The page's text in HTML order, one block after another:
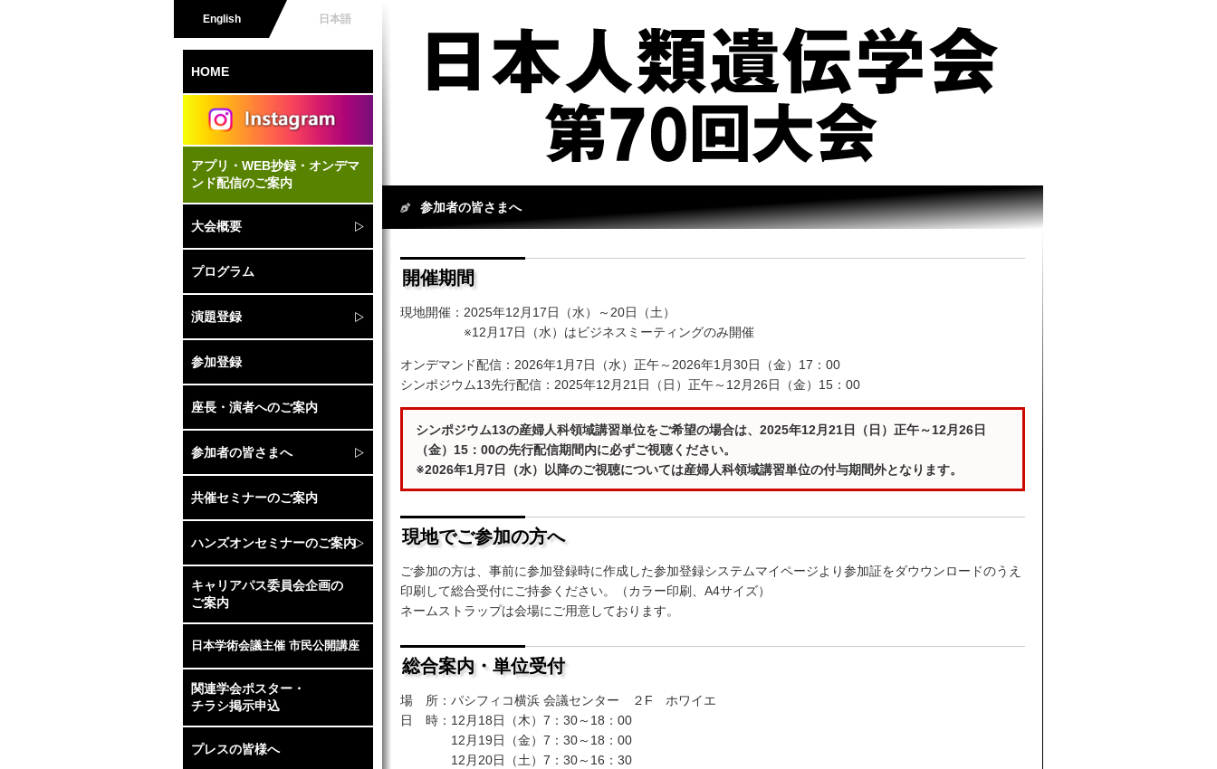
参加者の皆さまへ
開催期間
現地開催：2025年12月17日（水）～20日（土）
※12月17日（水）はビジネスミーティングのみ開催
オンデマンド配信：2026年1月7日（水）正午～2026年1月30日（金）17：00
シンポジウム13先行配信：2025年12月21日（日）正午～12月26日（金）15：00
シンポジウム13の産婦人科領域講習単位をご希望の場合は、2025年12月21日（日）正午～12月26日
（金）15：00の先行配信期間内に必ずご視聴ください。
※2026年1月7日（水）以降のご視聴については産婦人科領域講習単位の付与期間外となります。
現地でご参加の方へ
ご参加の方は、事前に参加登録時に作成した参加登録システムマイページより参加証をダウウンロードのうえ
印刷して総合受付にご持参ください。（カラー印刷、A4サイズ）
ネームストラップは会場にご用意しております。
総合案内・単位受付
場 所：パシフィコ横浜 会議センター ２F ホワイエ
日 時：12月18日（木）7：30～18：00
12月19日（金）7：30～18：00
12月20日（土）7：30～16：30
English 日本語
HOME
アプリ・WEB抄録・オンデマ
ンド配信のご案内
大会概要 大会長挨拶
開催概要
プログラム
演題登録 演題募集
参加登録
座長・演者へのご案内
参加者の皆さまへ 参加者の皆さまへ
単位取得のご案内
託児室のご案内
親子視聴ルーム
共催セミナーのご案内
ハンズオンセミナーのご案内
マイクロアレイ染色体検査
ハンズオンセミナー2025
メディカルバイオインフォ
マティクス ワークショップ
キャリアパス委員会企画の
ご案内
日本学術会議主催 市民公開講座
関連学会ポスター・
チラシ掲示申込
プレスの皆様へ